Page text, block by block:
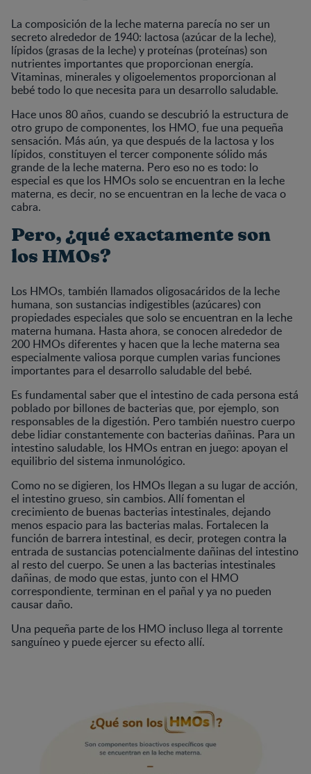
La composición de la leche materna parecía no ser un
secreto alrededor de 1940: lactosa (azúcar de la leche),
lípidos (grasas de la leche) y proteínas (proteínas) son
nutrientes importantes que proporcionan energía.
Vitaminas, minerales y oligoelementos proporcionan al
bebé todo lo que necesita para un desarrollo saludable.
Hace unos 80 años, cuando se descubrió la estructura de
otro grupo de componentes, los HMO, fue una pequeña
sensación. Más aún, ya que después de la lactosa y los
lípidos, constituyen el tercer componente sólido más
grande de la leche materna. Pero eso no es todo: lo
especial es que los HMOs solo se encuentran en la leche
materna, es decir, no se encuentran en la leche de vaca o
cabra.
Pero, ¿qué exactamente son
los HMOs?
Los HMOs, también llamados oligosacáridos de la leche
humana, son sustancias indigestibles (azúcares) con
propiedades especiales que solo se encuentran en la leche
materna humana. Hasta ahora, se conocen alrededor de
200 HMOs diferentes y hacen que la leche materna sea
especialmente valiosa porque cumplen varias funciones
importantes para el desarrollo saludable del bebé.
Es fundamental saber que el intestino de cada persona está
poblado por billones de bacterias que, por ejemplo, son
responsables de la digestión. Pero también nuestro cuerpo
debe lidiar constantemente con bacterias dañinas. Para un
intestino saludable, los HMOs entran en juego: apoyan el
equilibrio del sistema inmunológico.
Como no se digieren, los HMOs llegan a su lugar de acción,
el intestino grueso, sin cambios. Allí fomentan el
crecimiento de buenas bacterias intestinales, dejando
menos espacio para las bacterias malas. Fortalecen la
función de barrera intestinal, es decir, protegen contra la
entrada de sustancias potencialmente dañinas del intestino
al resto del cuerpo. Se unen a las bacterias intestinales
dañinas, de modo que estas, junto con el HMO
correspondiente, terminan en el pañal y ya no pueden
causar daño.
Una pequeña parte de los HMO incluso llega al torrente
sanguíneo y puede ejercer su efecto allí.